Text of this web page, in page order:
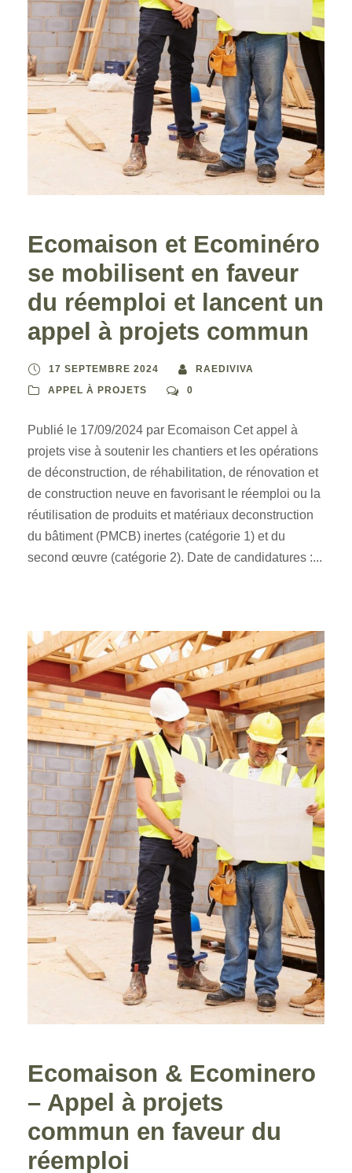
Ecomaison et Ecominéro
se mobilisent en faveur
du réemploi et lancent un
appel à projets commun
17 SEPTEMBRE 2024
RAEDIVIVA
APPEL À PROJETS
0
Publié le 17/09/2024 par Ecomaison Cet appel à
projets vise à soutenir les chantiers et les opérations
de déconstruction, de réhabilitation, de rénovation et
de construction neuve en favorisant le réemploi ou la
réutilisation de produits et matériaux deconstruction
du bâtiment (PMCB) inertes (catégorie 1) et du
second œuvre (catégorie 2). Date de candidatures :...
Ecomaison & Ecominero
– Appel à projets
commun en faveur du
réemploi